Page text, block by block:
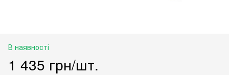
В наявності
1 435 грн/шт.